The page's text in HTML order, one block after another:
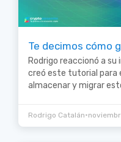
Te decimos cómo
Rodrigo reaccionó a su
creó este tutorial para
almacenar y migrar
Rodrigo Catalán•